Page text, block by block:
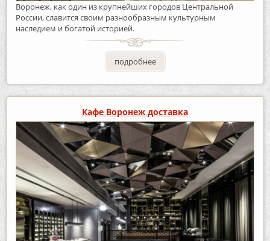
Воронеж, как один из крупнейших городов Центральной
России, славится своим разнообразным культурным
наследием и богатой историей.
подробнее
Кафе Воронеж доставка